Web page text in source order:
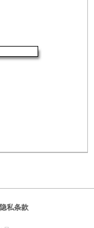
隐私条款